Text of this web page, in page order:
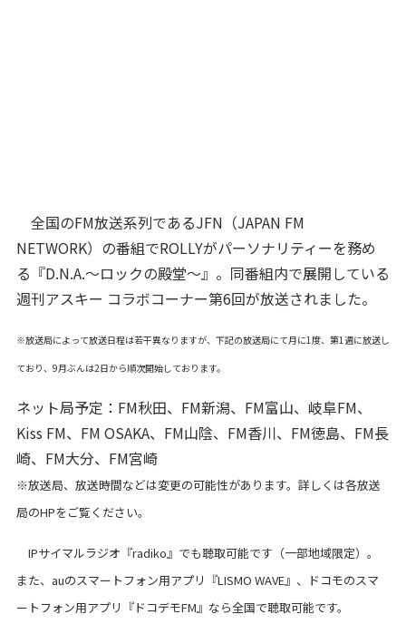
全国のFM放送系列であるJFN（JAPAN FM
NETWORK）の番組でROLLYがパーソナリティーを務め
る『D.N.A.～ロックの殿堂～』。同番組内で展開している
週刊アスキー コラボコーナー第6回が放送されました。
※放送局によって放送日程は若干異なりますが、下記の放送局にて月に1度、第1週に放送し
ており、9月ぶんは2日から順次開始しております。
ネット局予定：FM秋田、FM新潟、FM富山、岐阜FM、
Kiss FM、FM OSAKA、FM山陰、FM香川、FM徳島、FM長
崎、FM大分、FM宮崎
※放送局、放送時間などは変更の可能性があります。詳しくは各放送
局のHPをご覧ください。
IPサイマルラジオ『radiko』でも聴取可能です（一部地域限定）。
また、auのスマートフォン用アプリ『LISMO WAVE』、ドコモのスマ
ートフォン用アプリ『ドコデモFM』なら全国で聴取可能です。